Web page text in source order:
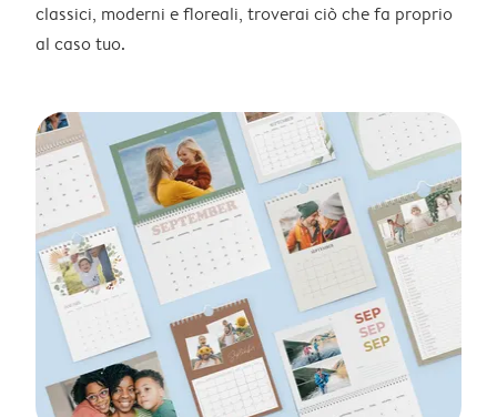
classici, moderni e floreali, troverai ciò che fa proprio
al caso tuo.